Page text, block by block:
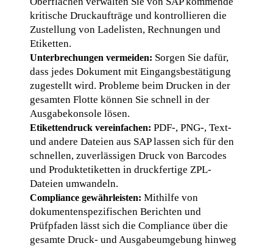
kritische Druckaufträge und kontrollieren die
Zustellung von Ladelisten, Rechnungen und
Etiketten.
Unterbrechungen vermeiden: Sorgen Sie dafür,
dass jedes Dokument mit Eingangsbestätigung
zugestellt wird. Probleme beim Drucken in der
gesamten Flotte können Sie schnell in der
Ausgabekonsole lösen.
Etikettendruck vereinfachen: PDF-, PNG-, Text-
und andere Dateien aus SAP lassen sich für den
schnellen, zuverlässigen Druck von Barcodes
und Produktetiketten in druckfertige ZPL-
Dateien umwandeln.
Compliance gewährleisten: Mithilfe von
dokumentenspezifischen Berichten und
Prüfpfaden lässt sich die Compliance über die
gesamte Druck- und Ausgabeumgebung hinweg